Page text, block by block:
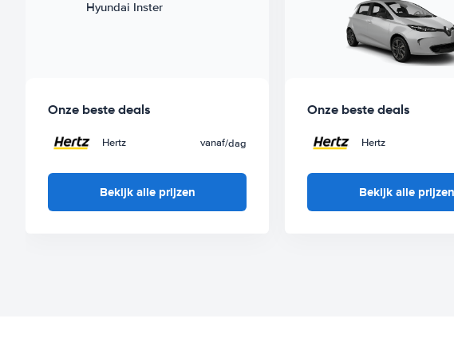
Onze beste deals
Hertz vanaf/dag
Bekijk alle prijzen
Onze beste deals
Hertz
Bekijk alle prijzen